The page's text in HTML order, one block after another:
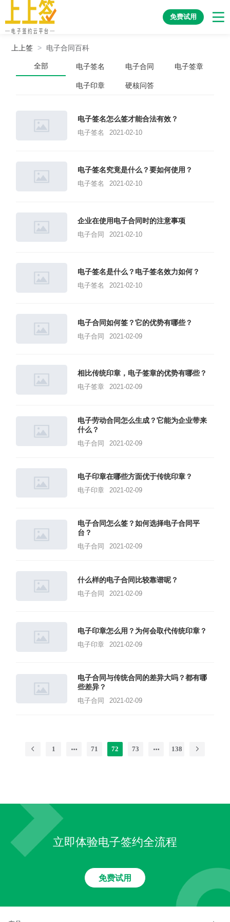
免费试用
上上签 > 电子合同百科
全部 电子签名 电子合同 电子签章
电子印章 硬核问答
电子签名怎么签才能合法有效？
电子签名 2021-02-10
电子签名究竟是什么？要如何使用？
电子签名 2021-02-10
企业在使用电子合同时的注意事项
电子合同 2021-02-10
电子签名是什么？电子签名效力如何？
电子签名 2021-02-10
电子合同如何签？它的优势有哪些？
电子合同 2021-02-09
相比传统印章，电子签章的优势有哪些？
电子签章 2021-02-09
电子劳动合同怎么生成？它能为企业带来
什么？
电子合同 2021-02-09
电子印章在哪些方面优于传统印章？
电子印章 2021-02-09
电子合同怎么签？如何选择电子合同平
台？
电子合同 2021-02-09
什么样的电子合同比较靠谱呢？
电子合同 2021-02-09
电子印章怎么用？为何会取代传统印章？
电子印章 2021-02-09
电子合同与传统合同的差异大吗？都有哪
些差异？
电子合同 2021-02-09
1 71 72 73 138
立即体验电子签约全流程
免费试用